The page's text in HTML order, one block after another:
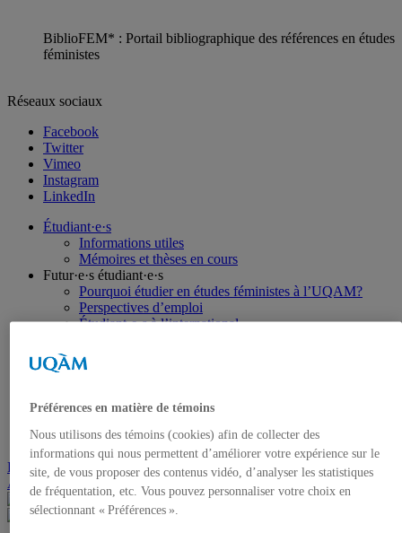
BiblioFEM* : Portail bibliographique des références en études
féministes
Réseaux sociaux
Facebook
Twitter
Vimeo
Instagram
LinkedIn
Étudiant·e·s
Informations utiles
Mémoires et thèses en cours
Futur·e·s étudiant·e·s
Pourquoi étudier en études féministes à l’UQAM?
Perspectives d’emploi
Étudiant·e·s à l’international
Cours FEM
Diplômé·e·s
Revue de presse
RIDÉFI
Revue FéminÉtudes
Activités Inter-Instituts
Préférences en matière de témoins
Nous utilisons des témoins (cookies) afin de collecter des
informations qui nous permettent d’améliorer votre expérience sur le
site, de vous proposer des contenus vidéo, d’analyser les statistiques
de fréquentation, etc. Vous pouvez personnaliser votre choix en
sélectionnant « Préférences ».